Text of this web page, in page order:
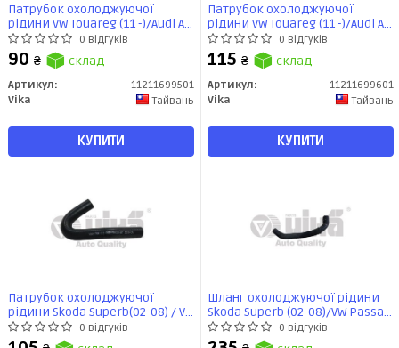
Патрубок охолоджуючої
рідини VW Touareg (11 -)/Audi A4
(05 -), A6(05 -), A8 (01 -), Q5 (09 -),
Q7 (10 -) (11211699501) VIKA
0 відгуків
90 ₴ склад
Артикул:
11211699501
Vika
Тайвань
КУПИТИ
Патрубок охолоджуючої
рідини VW Touareg (11 -)/Audi A4
(05 -), A6(05 -), A8 (01 -), Q5 (09 -),
Q7 (10 -) (11211699601) VIKA
0 відгуків
115 ₴ склад
Артикул:
11211699601
Vika
Тайвань
КУПИТИ
Патрубок охолоджуючої
рідини Skoda Superb(02-08) / VW
Passat (97-05)/Audi A4 (95-01),A6
(98-05) (11211326801) VIKA
0 відгуків
Шланг охолоджуючої рідини
Skoda Superb (02-08)/VW Passat
(97-05)/Audi A4 (98-05),A6 (95-05)
(11211519901) VIKA
0 відгуків